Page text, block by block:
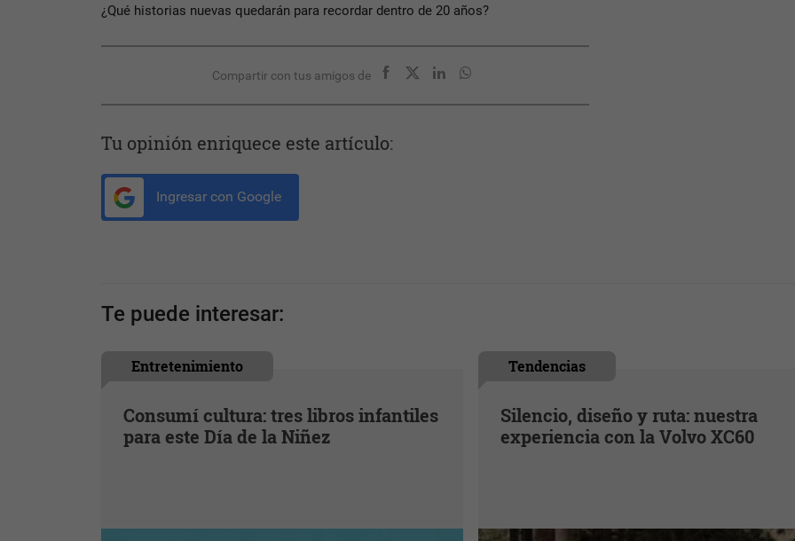
¿Qué historias nuevas quedarán para recordar dentro de 20 años?
Compartir con tus amigos de
Tu opinión enriquece este artículo:
Ingresar con Google
Te puede interesar:
Entretenimiento
Consumí cultura: tres libros infantiles
para este Día de la Niñez
Tendencias
Silencio, diseño y ruta: nuestra
experiencia con la Volvo XC60